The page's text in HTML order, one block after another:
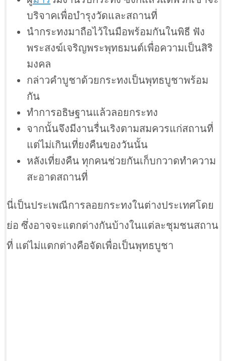
บริจาคเพื่อบำรุงวัดและสถานที่
นำกระทงมาถือไว้ในมือพร้อมกันในพิธี ฟัง
พระสงฆ์เจริญพระพุทธมนต์เพื่อความเป็นสิริ
มงคล
กล่าวคำบูชาด้วยกระทงเป็นพุทธบูชาพร้อม
กัน
ทำการอธิษฐานแล้วลอยกระทง
จากนั้นจึงมีงานรื่นเริงตามสมควรแก่สถานที่
แต่ไม่เกินเที่ยงคืนของวันนั้น
หลังเที่ยงคืน ทุกคนช่วยกันเก็บกวาดทำความ
สะอาดสถานที่
นี่เป็นประเพณีการลอยกระทงในต่างประเทศโดย
ย่อ ซึ่งอาจจะแตกต่างกันบ้างในแต่ละชุมชนสถาน
ที่ แต่ไม่แตกต่างคือจัดเพื่อเป็นพุทธบูชา